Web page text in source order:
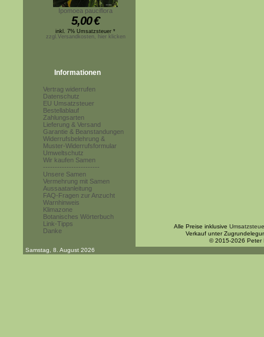
Ipomoea pauciflora
5,00€
inkl. 7% Umsatzsteuer *
zzgl.Versandkosten, hier klicken
Informationen
Vertrag widerrufen
Datenschutz
EU Umsatzsteuer
Bestellablauf
Zahlungsarten
Lieferung & Versand
Garantie & Beanstandungen
Widerrufsbelehrung &
Muster-Widerrufsformular
Umweltschutz
Wir kaufen Samen
------------------------
Unsere Samen
Vermehrung mit Samen
Aussaatanleitung
FAQ-Fragen zur Anzucht
Warnhinweis
Klimazone
Botanisches Wörterbuch
Link-Tipps
Danke
Alle Preise inklusive
Verkauf unter
© 2015-2026 Peter
Samstag, 8. August 2026